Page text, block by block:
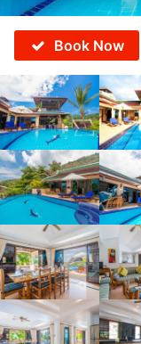
Book Now